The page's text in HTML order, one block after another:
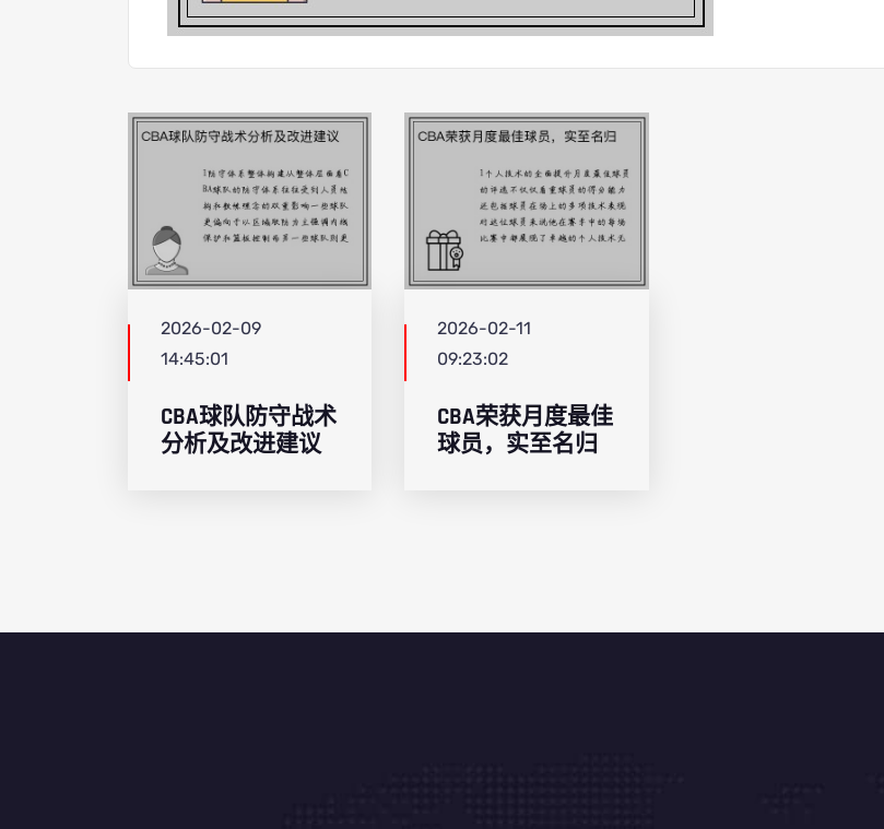
2026-02-09
14:45:01
CBA球队防守战术
分析及改进建议
2026-02-11
09:23:02
CBA荣获月度最佳
球员，实至名归